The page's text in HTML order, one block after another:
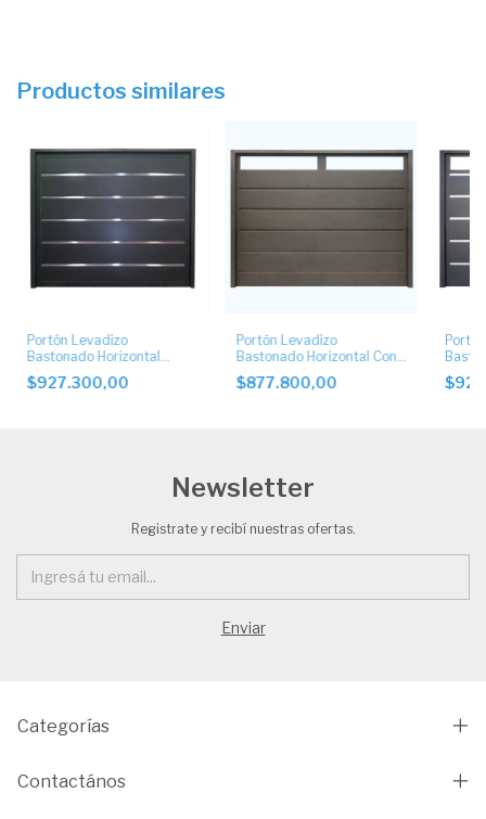
Productos similares
Portón Levadizo
Bastonado Horizontal
Ciego con Apliques de
Acero Inoxidable
$927.300,00
Portón Levadizo
Bastonado Horizontal Con
Postigo Superior
$877.800,00
de
Newsletter
Registrate y recibí nuestras ofertas.
Categorías
Contactános